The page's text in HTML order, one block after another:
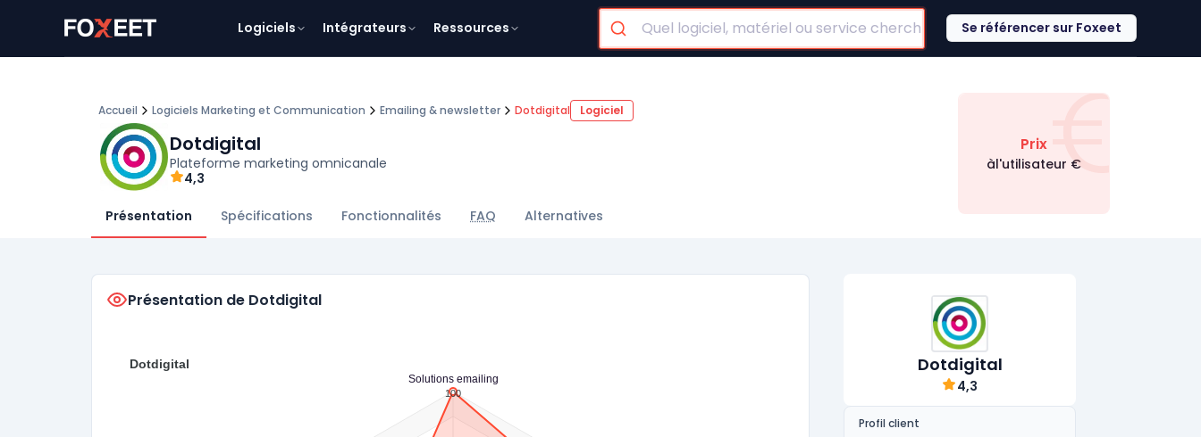
Logiciels Intégrateurs Ressources Se référencer sur Foxeet
Accueil Logiciels Marketing et Communication Emailing & newsletter Dotdigital Logiciel
Dotdigital
Plateforme marketing omnicanale
4,3
Présentation Spécifications Fonctionnalités FAQ Alternatives
€
Prix
àl'utilisateur €
Dotdigital
4,3
Profil client
Présentation de Dotdigital
Solutions emailing
100
Dotdigital